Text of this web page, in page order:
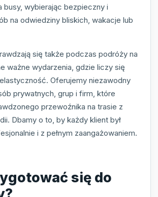
busy, wybierając bezpieczny i
na odwiedziny bliskich, wakacje lub
się także podczas podróży na
ważne wydarzenia, gdzie liczy się
Oferujemy niezawodny
prywatnych, grup i firm, które
przewoźnika na trasie z
Dbamy o to, by każdy klient był
i z pełnym zaangażowaniem.
się do